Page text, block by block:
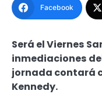
Facebook
Será el Viernes
inmediaciones
jornada contará
Kennedy.